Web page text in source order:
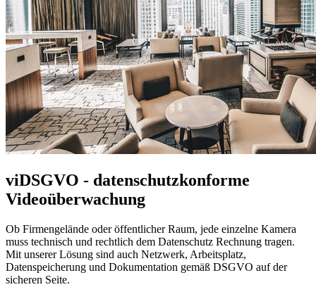
viDSGVO - datenschutzkonforme
Videoüberwachung
Ob Firmengelände oder öffentlicher Raum, jede einzelne Kamera
muss technisch und rechtlich dem Datenschutz Rechnung tragen.
Mit unserer Lösung sind auch Netzwerk, Arbeitsplatz,
Datenspeicherung und Dokumentation gemäß DSGVO auf der
sicheren Seite.